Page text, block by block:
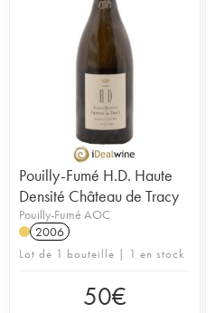
Pouilly-Fumé H.D. Haute
Densité Château de Tracy
Pouilly-Fumé AOC
2006
Lot de 1 bouteille | 1 en stock
50€